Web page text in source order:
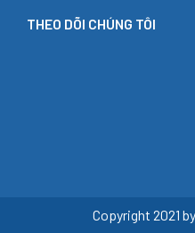
THEO DÕI CHÚNG TÔI
Copyright 2021